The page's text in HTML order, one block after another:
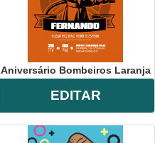
Aniversário Bombeiros Laranja
EDITAR